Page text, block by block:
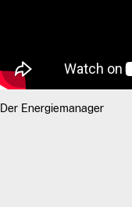
Der Energiemanager